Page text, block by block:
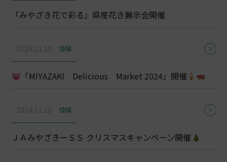
「みやざき花で彩る」県産花き展示会開催
投稿
「MIYAZAKI Delicious Market 2024」開催
投稿
ＪＡみやざきーＳＳ クリスマスキャンペーン開催